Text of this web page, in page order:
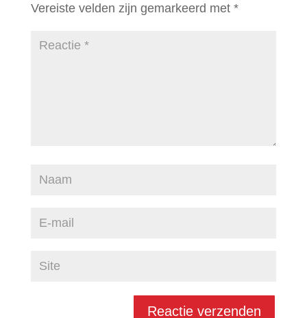
Vereiste velden zijn gemarkeerd met *